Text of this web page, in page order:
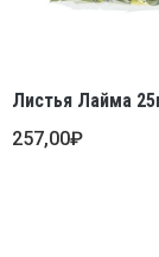
Листья Лайма
257,00₽